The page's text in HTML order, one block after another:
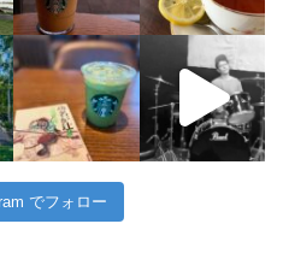
でフォロー